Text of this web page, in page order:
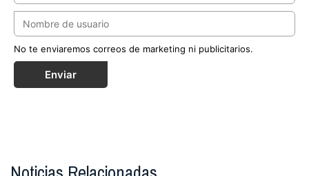
No te enviaremos correos de marketing ni publicitarios.
Enviar